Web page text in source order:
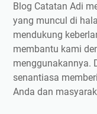
Blog Catatan Adi
yang muncul di
mendukung
membantu kami
menggunakannya.
senantiasa
Anda dan